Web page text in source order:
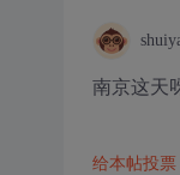
南京这天
给本帖投票